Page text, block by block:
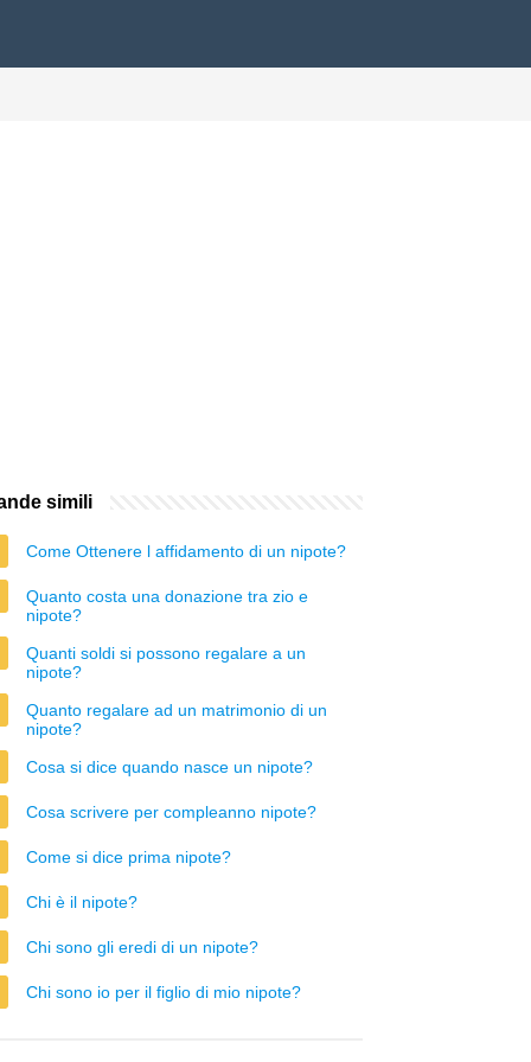
simili
Come Ottenere l affidamento di un nipote?
Quanto costa una donazione tra zio e
nipote?
Quanti soldi si possono regalare a un
nipote?
Quanto regalare ad un matrimonio di un
nipote?
Cosa si dice quando nasce un nipote?
Cosa scrivere per compleanno nipote?
Come si dice prima nipote?
Chi è il nipote?
Chi sono gli eredi di un nipote?
Chi sono io per il figlio di mio nipote?